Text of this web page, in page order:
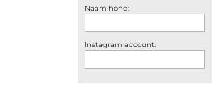
Naam hond:
Instagram account: